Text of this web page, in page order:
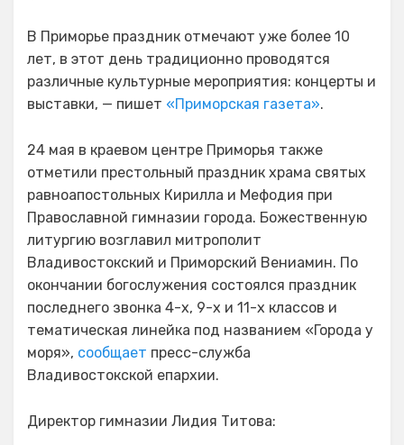
В Приморье праздник отмечают уже более 10
лет, в этот день традиционно проводятся
различные культурные мероприятия: концерты и
выставки, — пишет «Приморская газета».
24 мая в краевом центре Приморья также
отметили престольный праздник храма святых
равноапостольных Кирилла и Мефодия при
Православной гимназии города. Божественную
литургию возглавил митрополит
Владивостокский и Приморский Вениамин. По
окончании богослужения состоялся праздник
последнего звонка 4-х, 9-х и 11-х классов и
тематическая линейка под названием «Города у
моря», сообщает пресс-служба
Владивостокской епархии.
Директор гимназии Лидия Титова: